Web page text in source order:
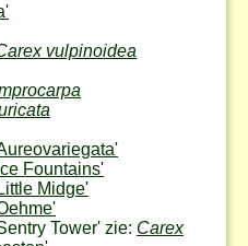
vulpinoidea
Fountains'
Midge'
Tower' zie: Carex